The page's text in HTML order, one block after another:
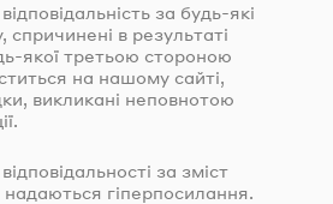
за будь-які
в результаті
якої третьою стороною
на нашому сайті,
викликані неповнотою
за зміст
надаються гіперпосилання.